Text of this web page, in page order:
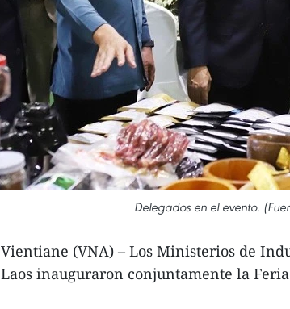
Delegados en el evento.
Vientiane (VNA) – Los Ministerios de
Laos inauguraron conjuntamente la